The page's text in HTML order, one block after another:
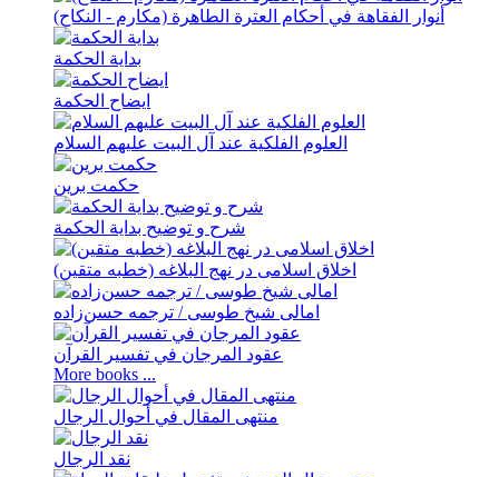
أنوار الفقاهة في أحکام العترة الطاهرة (مکارم - النکاح)
بدایة الحکمة
ایضاح الحکمة
العلوم الفلکیة عند آل البیت علیهم السلام
حکمت برین
شرح و توضیح بدایة الحکمة
اخلاق اسلامی در نهج البلاغه (خطبه متقین)
امالی شیخ طوسی / ترجمه حسن‌زاده
عقود المرجان في تفسیر القرآن
More books ...
منتهی المقال في أحوال الرجال
نقد الرجال